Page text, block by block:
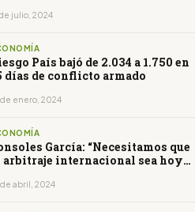
de julio, 2024
País bajó de 2.034 a 1.750 en
días de conflicto armado
de enero, 2024
García: “Necesitamos que
arbitraje internacional sea hoy
de abril, 2024